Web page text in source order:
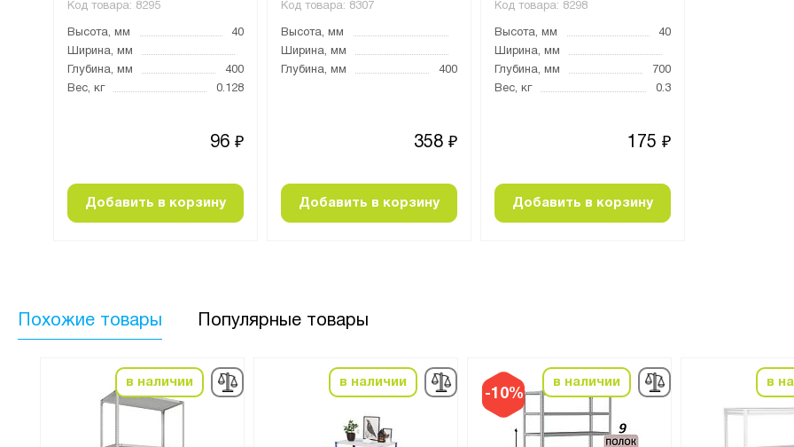
Код товара: 8295
Высота, мм
40
Ширина, мм
Глубина, мм
400
Вес, кг
0.128
96 ₽
Добавить в корзину
Код товара: 8307
Высота, мм
Ширина, мм
Глубина, мм
400
358 ₽
Добавить в корзину
Код товара: 8298
Высота, мм
40
Ширина, мм
Глубина, мм
700
Вес, кг
0.3
175 ₽
Добавить в корзину
Похожие товары Популярные товары
в наличии в наличии
-10%
в наличии в